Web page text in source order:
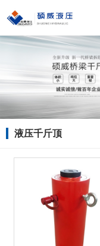
液压千斤顶